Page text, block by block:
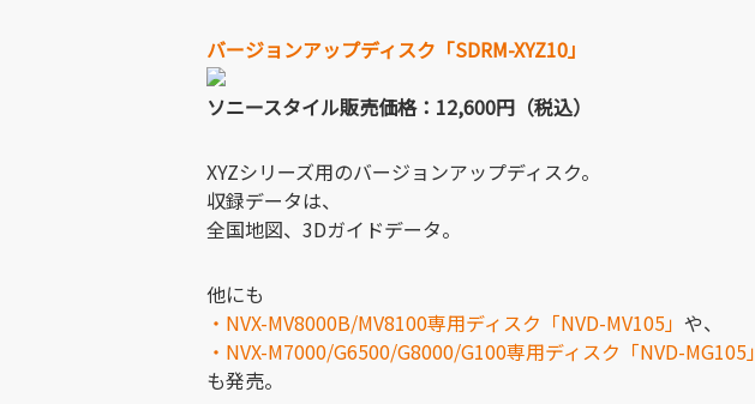
バージョンアップディスク「SDRM-XYZ10」
ソニースタイル販売価格：12,600円（税込）
XYZシリーズ用のバージョンアップディスク。
収録データは、
全国地図、3Dガイドデータ。
他にも
・NVX-MV8000B/MV8100専用ディスク「NVD-MV105」 や、
・NVX-M7000/G6500/G8000/G100専用ディスク「NVD-MG105」
も発売。